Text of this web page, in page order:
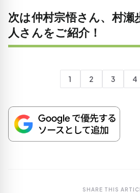
次は仲村宗悟さん、村瀬
人さんをご紹介！
1 2 3 4
SHARE THIS